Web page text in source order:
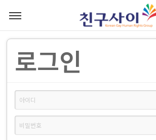
로그인